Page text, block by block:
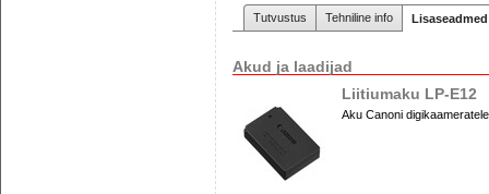
Tutvustus Tehniline info
Akud ja laadijad
Liitiumaku LP-E12
Aku Canoni